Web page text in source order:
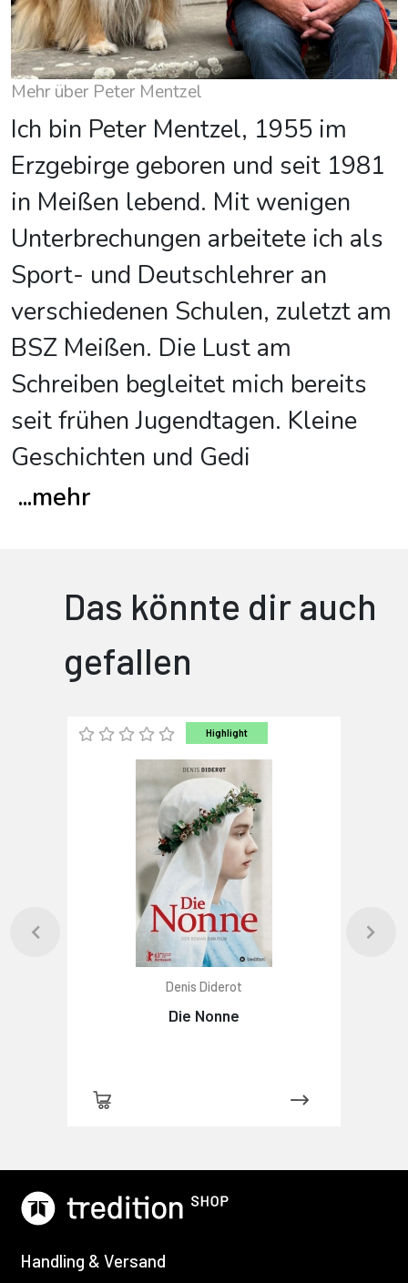
Mehr über Peter Mentzel
Ich bin Peter Mentzel, 1955 im
Erzgebirge geboren und seit 1981
in Meißen lebend. Mit wenigen
Unterbrechungen arbeitete ich als
Sport- und Deutschlehrer an
verschiedenen Schulen, zuletzt am
BSZ Meißen. Die Lust am
Schreiben begleitet mich bereits
seit frühen Jugendtagen. Kleine
Geschichten und Gedi
...mehr
Das könnte dir auch
gefallen
Highlight
Denis Diderot
Die Nonne
Handling & Versand